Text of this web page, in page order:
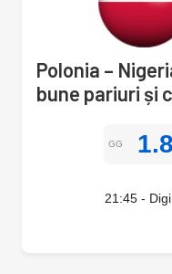
Polonia –
bune pariuri și
GG
21:45 -